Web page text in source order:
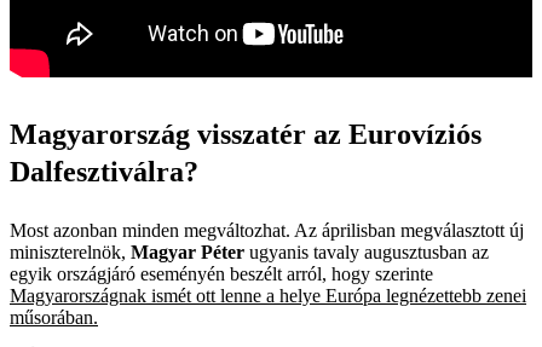
Magyarország visszatér az Eurovíziós
Dalfesztiválra?
Most azonban minden megváltozhat. Az áprilisban megválasztott új
miniszterelnök, Magyar Péter ugyanis tavaly augusztusban az
egyik országjáró eseményén beszélt arról, hogy szerinte
Magyarországnak ismét ott lenne a helye Európa legnézettebb zenei
műsorában.